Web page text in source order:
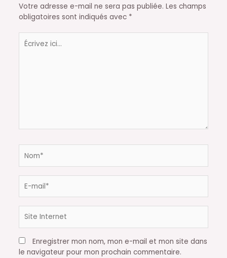
Votre adresse e-mail ne sera pas publiée. Les champs
obligatoires sont indiqués avec *
Écrivez
ici…
mail*
Internet
Enregistrer mon nom, mon e-mail et mon site dans
le navigateur pour mon prochain commentaire.